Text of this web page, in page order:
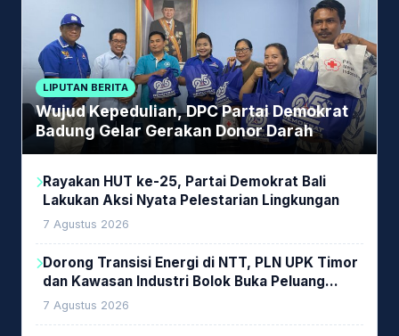
LIPUTAN BERITA
Wujud Kepedulian, DPC Partai Demokrat
Badung Gelar Gerakan Donor Darah
Rayakan HUT ke-25, Partai Demokrat Bali
Lakukan Aksi Nyata Pelestarian Lingkungan
7 Agustus 2026
Dorong Transisi Energi di NTT, PLN UPK Timor
dan Kawasan Industri Bolok Buka Peluang
Investasi Woodchip untuk Cofiring PLTU Bolok
7 Agustus 2026